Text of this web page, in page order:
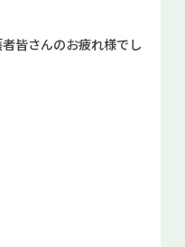
皆さんのお疲れ様でし